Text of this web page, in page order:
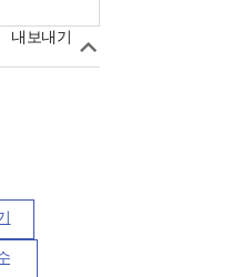
내보내기